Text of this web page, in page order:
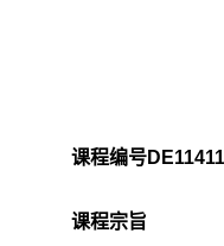
课程编号
课程宗旨